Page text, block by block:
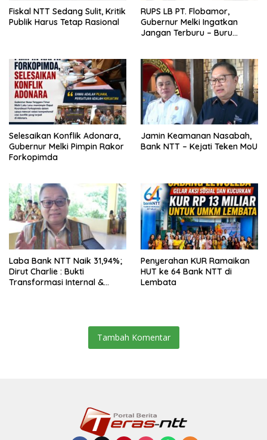
Fiskal NTT Sedang Sulit, Kritik
Publik Harus Tetap Rasional
RUPS LB PT. Flobamor,
Gubernur Melki Ingatkan
Jangan Terburu – Buru
Selesaikan Konflik Adonara,
Gubernur Melki Pimpin Rakor
Forkopimda
Jamin Keamanan Nasabah,
Bank NTT – Kejati Teken MoU
Laba Bank NTT Naik 31,94%;
Dirut Charlie : Bukti
Transformasi Internal &
Penyerahan KUR Ramaikan
HUT ke 64 Bank NTT di
Lembata
Tambah Komentar